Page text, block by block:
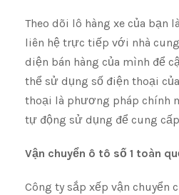
Theo dõi lô hàng xe của bạn
liên hệ trực tiếp với nhà
diện bán hàng của mình để
thể sử dụng số điện thoại
thoại là phương pháp chính
tự động sử dụng để cung
Vận chuyển ô tô số 1 toàn
Công ty sắp xếp vận chuyển